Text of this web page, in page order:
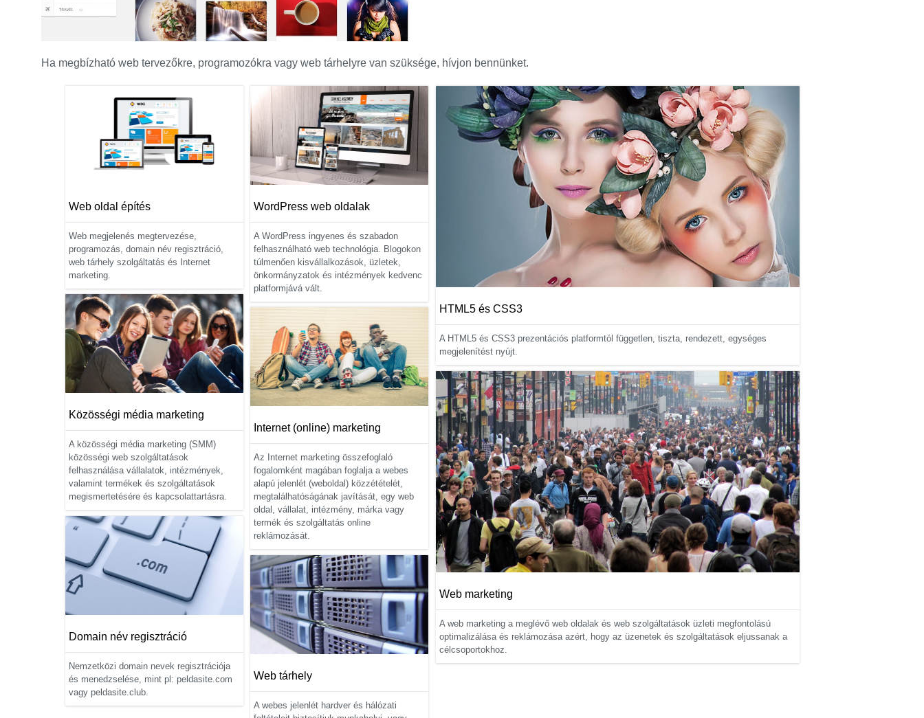
Ha megbízható web tervezőkre, programozókra vagy web tárhelyre van szüksége, hívjon bennünket.
Web oldal építés
Web megjelenés megtervezése,
programozás, domain név regisztráció,
web tárhely szolgáltatás és Internet
marketing.
WordPress web oldalak
A WordPress ingyenes és szabadon
felhasználható web technológia. Blogokon
túlmenően kisvállalkozások, üzletek,
önkormányzatok és intézmények kedvenc
platformjává vált.
HTML5 és CSS3
A HTML5 és CSS3 prezentációs platformtól független, tiszta, rendezett, egységes
megjelenítést nyújt.
Közösségi média marketing
A közösségi média marketing (SMM)
közösségi web szolgáltatások
felhasználása vállalatok, intézmények,
valamint termékek és szolgáltatások
megismertetésére és kapcsolattartásra.
Internet (online) marketing
Az Internet marketing összefoglaló
fogalomként magában foglalja a webes
alapú jelenlét (weboldal) közzétételét,
megtalálhatóságának javítását, egy web
oldal, vállalat, intézmény, márka vagy
termék és szolgáltatás online
reklámozását.
Web marketing
A web marketing a meglévő web oldalak és web szolgáltatások üzleti megfontolású
optimalizálása és reklámozása azért, hogy az üzenetek és szolgáltatások eljussanak a
célcsoportokhoz.
Domain név regisztráció
Nemzetközi domain nevek regisztrációja
és menedzselése, mint pl: peldasite.com
vagy peldasite.club.
Web tárhely
A webes jelenlét hardver és hálózati